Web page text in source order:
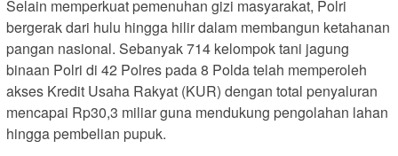
Selain memperkuat pemenuhan gizi masyarakat, Polri
bergerak dari hulu hingga hilir dalam membangun ketahanan
pangan nasional. Sebanyak 714 kelompok tani jagung
binaan Polri di 42 Polres pada 8 Polda telah memperoleh
akses Kredit Usaha Rakyat (KUR) dengan total penyaluran
mencapai Rp30,3 miliar guna mendukung pengolahan lahan
hingga pembelian pupuk.